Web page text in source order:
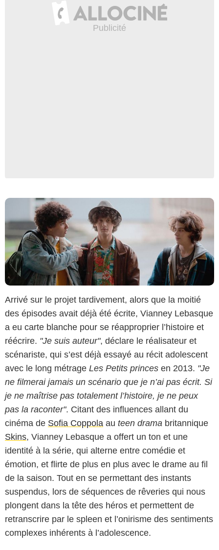
Arrivé sur le projet tardivement, alors que la moitié
des épisodes avait déjà été écrite, Vianney Lebasque
a eu carte blanche pour se réapproprier l’histoire et
réécrire. "Je suis auteur", déclare le réalisateur et
scénariste, qui s’est déjà essayé au récit adolescent
avec le long métrage Les Petits princes en 2013. "Je
ne filmerai jamais un scénario que je n’ai pas écrit. Si
je ne maîtrise pas totalement l’histoire, je ne peux
pas la raconter". Citant des influences allant du
cinéma de Sofia Coppola au teen drama britannique
Skins, Vianney Lebasque a offert un ton et une
identité à la série, qui alterne entre comédie et
émotion, et flirte de plus en plus avec le drame au fil
de la saison. Tout en se permettant des instants
suspendus, lors de séquences de rêveries qui nous
plongent dans la tête des héros et permettent de
retranscrire par le spleen et l’onirisme des sentiments
complexes inhérents à l’adolescence.